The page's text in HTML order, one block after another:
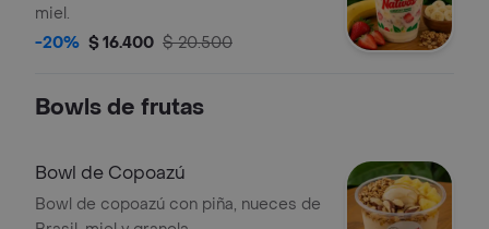
miel.
-20% $ 16.400 $ 20.500
Bowls de frutas
Bowl de Copoazú
Bowl de copoazú con piña, nueces de